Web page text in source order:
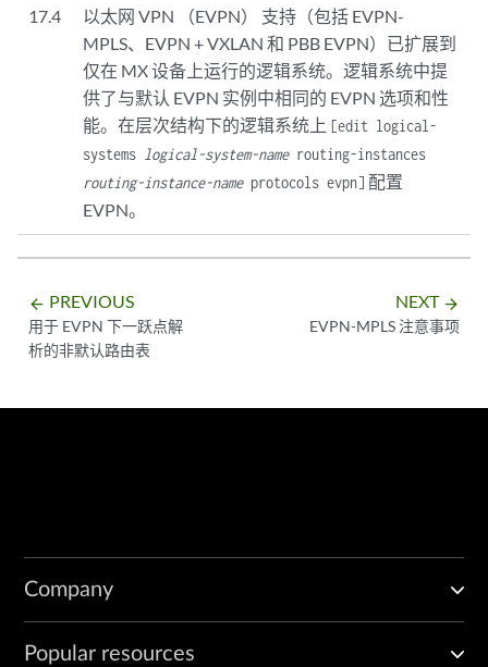
17.4
以太网 VPN （EVPN） 支持（包括 EVPN-
MPLS、EVPN + VXLAN 和 PBB EVPN）已扩展到
仅在 MX 设备上运行的逻辑系统。逻辑系统中提
供了与默认 EVPN 实例中相同的 EVPN 选项和性
能。在层次结构下的逻辑系统上 [edit logical-
systems logical-system-namerouting-instances
routing-instance-nameprotocols evpn] 配置
EVPN。
arrow_backward PREVIOUS
用于 EVPN 下一跃点解
析的非默认路由表
NEXT arrow_forward
EVPN-MPLS 注意事项
Company
Popular resources